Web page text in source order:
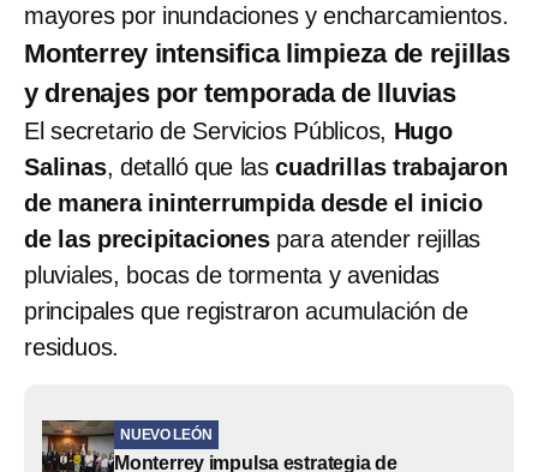
mayores por inundaciones y encharcamientos.
Monterrey intensifica limpieza de rejillas
y drenajes por temporada de lluvias
El secretario de Servicios Públicos, Hugo
Salinas, detalló que lascuadrillas trabajaron
de manera ininterrumpida desde el inicio
de las precipitacionespara atender rejillas
pluviales, bocas de tormenta y avenidas
principales que registraron acumulación de
residuos.
NUEVO LEÓN
Monterrey impulsa estrategia de